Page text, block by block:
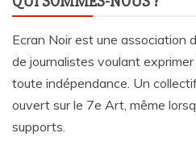
Ecran Noir est une association
de journalistes voulant
toute indépendance. Un
ouvert sur le 7e Art, même
supports.